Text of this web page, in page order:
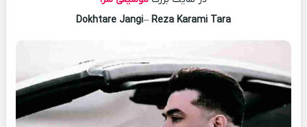
Dokhtare Jangi– Reza Karami Tara